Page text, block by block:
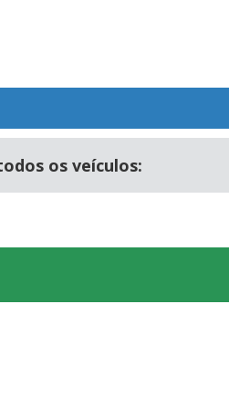
os veículos: